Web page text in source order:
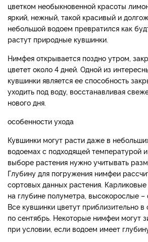
цветком необыкновенной красоты
яркий, нежный, такой красивый и
небольшой водоем превратился как
растут природные кувшинки.
Нимфея открывается поздно утром,
цветет около 4 дней. Одной из
кувшинки является ее способность
уходить под воду, восстанавливая
нового дня.
особенности ухода
Кувшинки могут расти даже в
водоемах с подходящей температурой
выборе растения нужно учитывать
Глубину для погружения нимфеи
сортовых данных растения.
на глубине полуметра, высокорослые –
Все кувшинки цветут приблизительно
по сентябрь. Некоторые нимфеи могут
при условии, если водоем имеет